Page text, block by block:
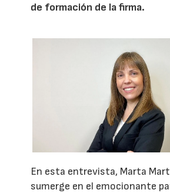
de formación de la firma.
En esta entrevista, Marta
sumerge en el emocionante